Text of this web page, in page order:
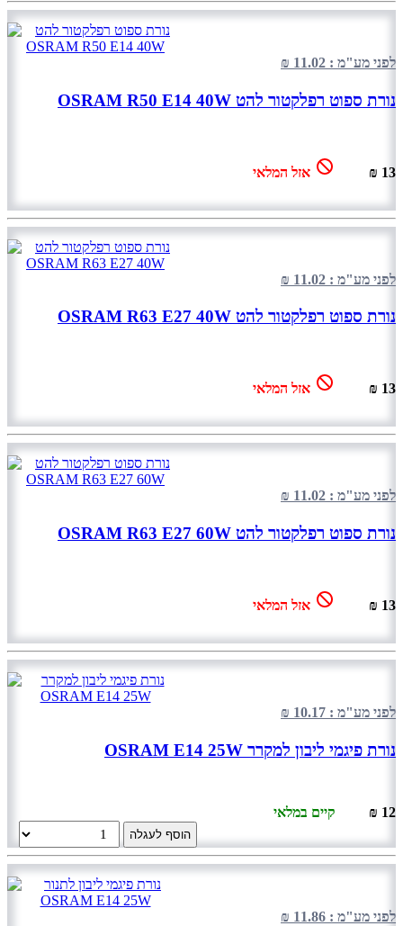
לפני מע"מ : 11.02 ₪
נורת ספוט רפלקטור להט OSRAM R50 E14 40W
13 ₪ אזל המלאי
לפני מע"מ : 11.02 ₪
נורת ספוט רפלקטור להט OSRAM R63 E27 40W
13 ₪ אזל המלאי
לפני מע"מ : 11.02 ₪
נורת ספוט רפלקטור להט OSRAM R63 E27 60W
13 ₪ אזל המלאי
לפני מע"מ : 10.17 ₪
נורת פיגמי ליבון למקרר OSRAM E14 25W
12 ₪ קיים במלאי
הוסף לעגלה
לפני מע"מ : 11.86 ₪